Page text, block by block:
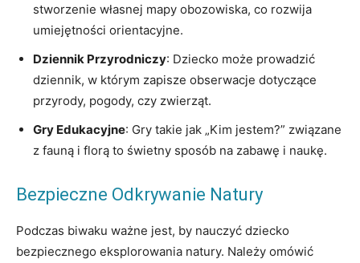
stworzenie własnej mapy obozowiska, co rozwija
umiejętności orientacyjne.
Dziennik Przyrodniczy: Dziecko może prowadzić
dziennik, w którym zapisze obserwacje dotyczące
przyrody, pogody, czy zwierząt.
Gry Edukacyjne: Gry takie jak „Kim jestem?” związane
z fauną i florą to świetny sposób na zabawę i naukę.
Bezpieczne Odkrywanie Natury
Podczas biwaku ważne jest, by nauczyć dziecko
bezpiecznego eksplorowania natury. Należy omówić